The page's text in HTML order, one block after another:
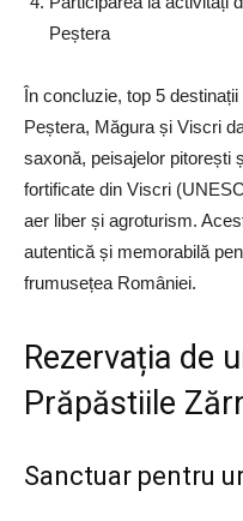
Peștera
În concluzie, top 5
Peștera, Măgura și Viscri
saxonă, peisajelor pitorești
fortificate din Viscri
aer liber și agroturism.
autentică și memorabilă
frumusețea României.
Rezervația de
Prăpăstiile
Sanctuar pentru